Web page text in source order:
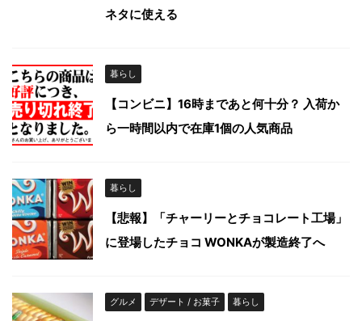
ネタに使える
暮らし
【コンビニ】16時まであと何十分？ 入荷か
ら一時間以内で在庫1個の人気商品
暮らし
【悲報】「チャーリーとチョコレート工場」
に登場したチョコ WONKAが製造終了へ
グルメ デザート / お菓子 暮らし